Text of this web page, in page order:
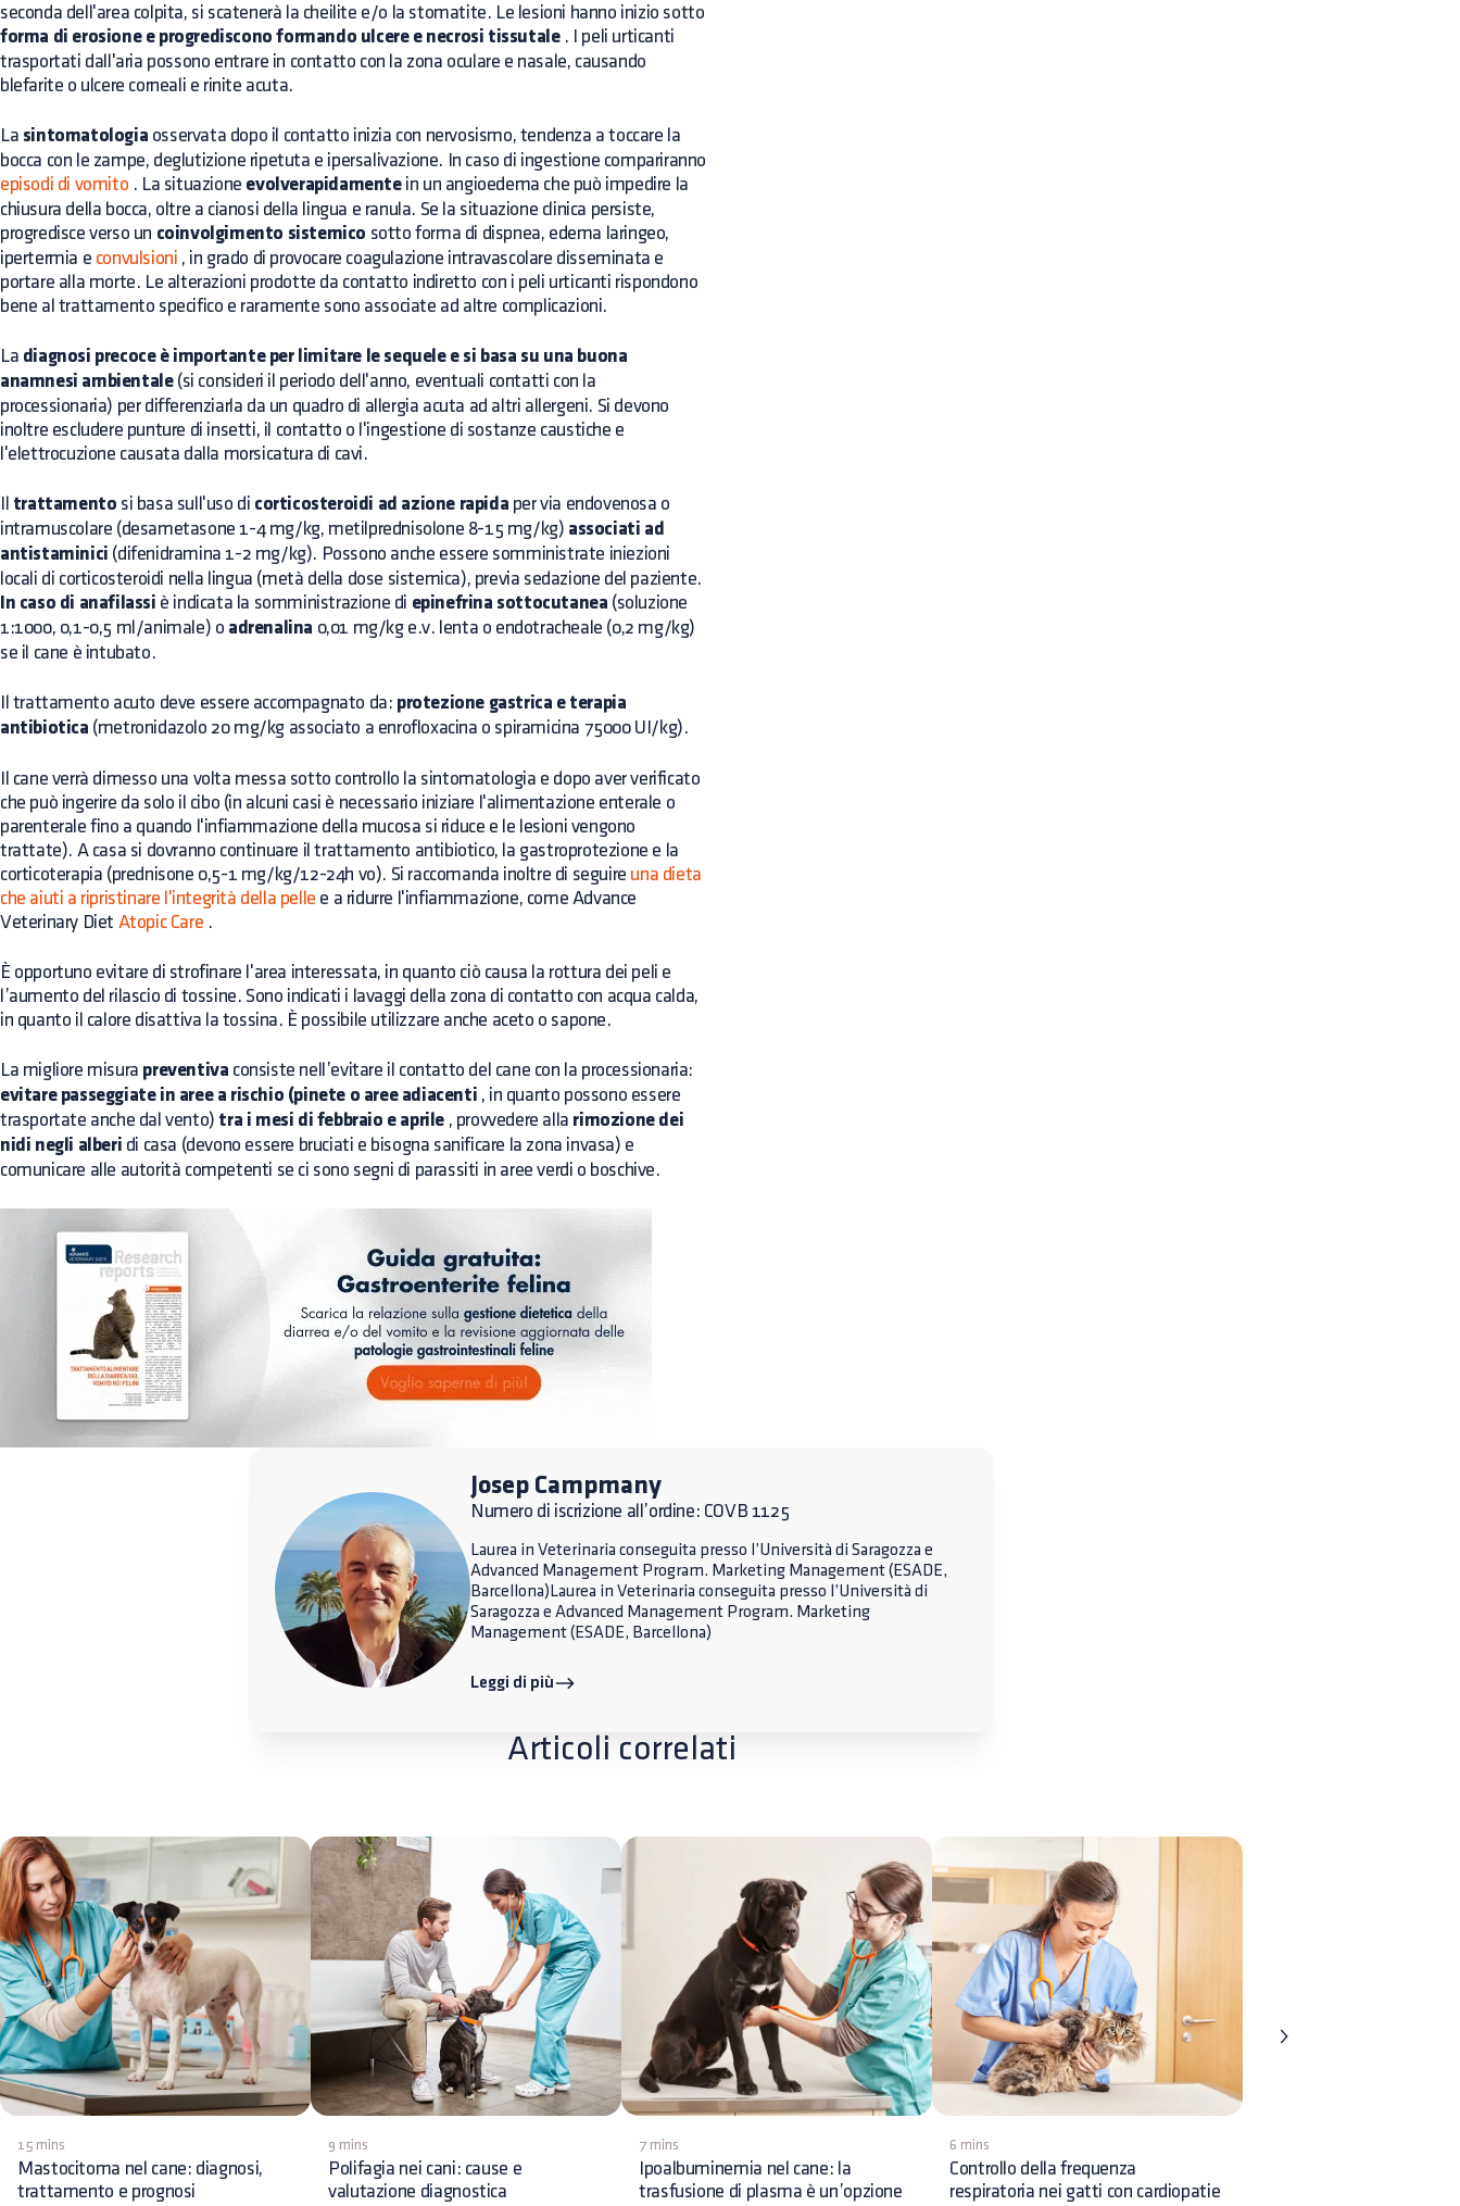
seconda dell'area colpita, si scatenerà la cheilite e/o la stomatite. Le lesioni hanno inizio sotto
forma di erosione e progrediscono formando ulcere e necrosi tissutale. I peli urticanti
trasportati dall'aria possono entrare in contatto con la zona oculare e nasale, causando
blefarite o ulcere corneali e rinite acuta.
La sintomatologia osservata dopo il contatto inizia con nervosismo, tendenza a toccare la
bocca con le zampe, deglutizione ripetuta e ipersalivazione. In caso di ingestione compariranno
episodi di vomito . La situazione evolverapidamentein un angioedema che può impedire la
chiusura della bocca, oltre a cianosi della lingua e ranula. Se la situazione clinica persiste,
progredisce verso un coinvolgimento sistemico sotto forma di dispnea, edema laringeo,
ipertermia e convulsioni , in grado di provocare coagulazione intravascolare disseminata e
portare alla morte. Le alterazioni prodotte da contatto indiretto con i peli urticanti rispondono
bene al trattamento specifico e raramente sono associate ad altre complicazioni.
La diagnosi precoce è importante per limitare le sequele e si basa su una buona
anamnesi ambientale(si consideri il periodo dell'anno, eventuali contatti con la
processionaria) per differenziarla da un quadro di allergia acuta ad altri allergeni. Si devono
inoltre escludere punture di insetti, il contatto o l'ingestione di sostanze caustiche e
l'elettrocuzione causata dalla morsicatura di cavi.
trattamento si basa sull'uso di corticosteroidi ad azione rapida per via endovenosa o
intramuscolare (desametasone 1-4 mg/kg, metilprednisolone 8-15 mg/kg) associati ad
antistaminici (difenidramina 1-2 mg/kg). Possono anche essere somministrate iniezioni
locali di corticosteroidi nella lingua (metà della dose sistemica), previa sedazione del paziente.
In caso di anafilassi è indicata la somministrazione di epinefrina sottocutanea (soluzione
1:1000, 0,1-0,5 ml/animale) o adrenalina 0,01 mg/kg e.v. lenta o endotracheale (0,2 mg/kg)
se il cane è intubato.
Il trattamento acuto deve essere accompagnato da: protezione gastrica e terapia
antibiotica (metronidazolo 20 mg/kg associato a enrofloxacina o spiramicina 75000 UI/kg).
Il cane verrà dimesso una volta messa sotto controllo la sintomatologia e dopo aver verificato
che può ingerire da solo il cibo (in alcuni casi è necessario iniziare l'alimentazione enterale o
parenterale fino a quando l'infiammazione della mucosa si riduce e le lesioni vengono
trattate). A casa si dovranno continuare il trattamento antibiotico, la gastroprotezione e la
corticoterapia (prednisone 0,5-1 mg/kg/12-24h vo). Si raccomanda inoltre di seguire una dieta
che aiuti a ripristinare l'integrità della pelle e a ridurre l'infiammazione, come Advance
Veterinary Diet Atopic Care .
È opportuno evitare di strofinare l'area interessata, in quanto ciò causa la rottura dei peli e
l’aumento del rilascio di tossine. Sono indicati i lavaggi della zona di contatto con acqua calda,
in quanto il calore disattiva la tossina. È possibile utilizzare anche aceto o sapone.
La migliore misura preventiva consiste nell’evitare il contatto del cane con la processionaria:
evitare passeggiate in aree a rischio (pinete o aree adiacenti , in quanto possono essere
trasportate anche dal vento) tra i mesi di febbraio e aprile , provvedere alla rimozione dei
nidi negli alberi di casa (devono essere bruciati e bisogna sanificare la zona invasa) e
comunicare alle autorità competenti se ci sono segni di parassiti in aree verdi o boschive.
Josep Campmany
Numero di iscrizione all’ordine: COVB 1125
Laurea in Veterinaria conseguita presso l’Università di Saragozza e
Advanced Management Program. Marketing Management (ESADE,
Barcellona)Laurea in Veterinaria conseguita presso l’Università di
Saragozza e Advanced Management Program. Marketing
Management (ESADE, Barcellona)
Leggi di più
Articoli correlati
15 mins
Mastocitoma nel cane: diagnosi,
trattamento e prognosi
9 mins
Polifagia nei cani: cause e
valutazione diagnostica
7 mins
Ipoalbuminemia nel cane: la
trasfusione di plasma è un’opzione
6 mins
Controllo della frequenza
respiratoria nei gatti con cardiopatie